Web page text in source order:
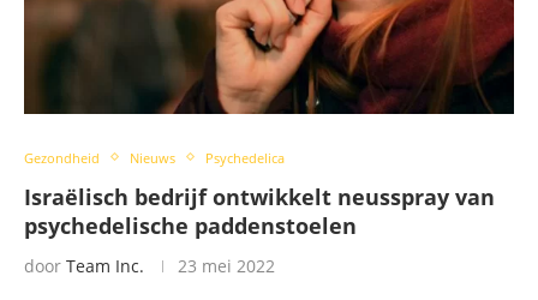
Gezondheid Nieuws Psychedelica
Israëlisch bedrijf ontwikkelt neusspray van
psychedelische paddenstoelen
door Team Inc. 23 mei 2022